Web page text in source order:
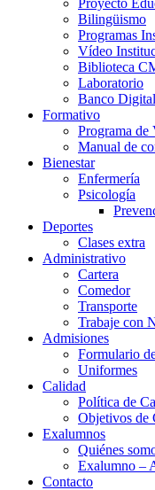
Proyecto
Bilingüismo
Programas
Vídeo
Biblioteca
Laboratorio
Banco Digital
Formativo
Programa de
Manual de
Bienestar
Enfermería
Psicología
Deportes
Clases extra
Administrativo
Cartera
Comedor
Transporte
Trabaje con
Admisiones
Formulario
Uniformes
Calidad
Política de
Objetivos de
Exalumnos
Quiénes
Exalumno –
Contacto